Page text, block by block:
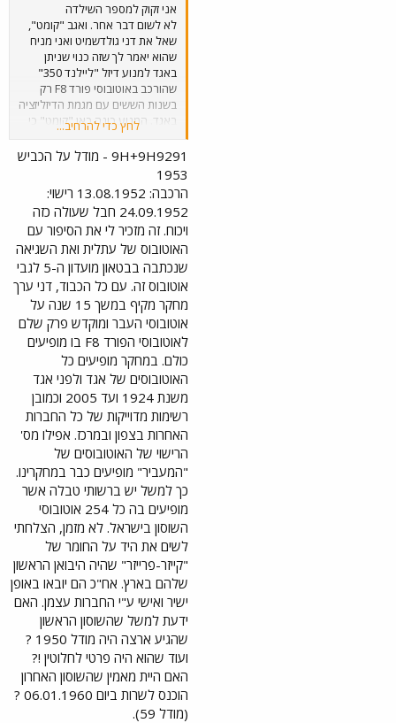
אני זקוק למספר השילדה
לא לשום דבר אחר. ואגב "קומט",
שאל את דני גולדשמיט ואני מניח
שהוא יאמר לך שזה כנוי שניתן
באגד למנוע דיזל "ליילנד 350"
שהורכב באוטובוסי פורד F8 רק
בשנות הששים עם מגמת הדיזליזציה
באגד. המנוע כונה כאן "קומט" כי
הוא היה במקורו של משאית ליילנד
קומט משנות החמישים והששים.
האוטובוס הגיע במקורו עם מנוע
בנזין של פורד.. אז אני מחכה
למספר השילדה המסויים של
האוטובוס המסויים מנהריים.
לחץ כדי להרחיב...
9H+9H9291 - מודל על הכביש
1953
הרכבה: 13.08.1952 רישוי:
24.09.1952 חבל שעולה כזה
ויכוח. זה מזכיר לי את הסיפור עם
האוטובוס של עתלית ואת השגיאה
שנכתבה בבטאון מועדון ה-5 לגבי
אוטובוס זה. עם כל הכבוד, דני ערך
מחקר מקיף במשך 15 שנה על
אוטובוסי העבר ומוקדש פרק שלם
לאוטובוסי הפורד F8 בו מופיעים
כולם. במחקר מופיעים כל
האוטובוסים של אגד ולפני אגד
משנת 1924 ועד 2005 וכמובן
רשימות מדוייקות של כל החברות
האחרות בצפון ובמרכז. אפילו מס'
הרישוי של האוטובוסים של
"המעביר" מופיעים כבר במחקרינו.
כך למשל יש ברשותי טבלה אשר
מופיעים בה כל 254 אוטובוסי
השוסון בישראל. לא מזמן, הצלחתי
לשים את היד על החומר של
"קייזר-פרייזר" שהיה היבואן הראשון
שלהם בארץ. אח"כ הם יובאו באופן
ישיר ואישי ע"י החברות עצמן. האם
ידעת למשל שהשוסון הראשון
שהגיע ארצה היה מודל 1950 ?
ועוד שהוא היה פרטי לחלוטין !?
האם היית מאמין שהשוסון האחרון
הוכנס לשרות ביום 06.01.1960 ?
(מודל 59).